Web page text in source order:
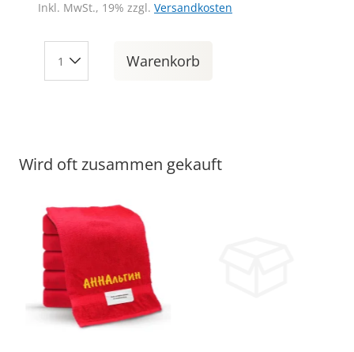
Inkl. MwSt., 19% zzgl. Versandkosten
Warenkorb
Wird oft zusammen gekauft